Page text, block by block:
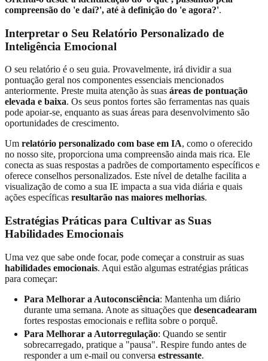
compreensão do 'e daí?', até à definição do 'e agora?'.
Interpretar o Seu Relatório Personalizado de
Inteligência Emocional
O seu relatório é o seu guia. Provavelmente, irá dividir a sua
pontuação geral nos componentes essenciais mencionados
anteriormente. Preste muita atenção às suas áreas de pontuação
elevada e baixa. Os seus pontos fortes são ferramentas nas quais
pode apoiar-se, enquanto as suas áreas para desenvolvimento são
oportunidades de crescimento.
Um relatório personalizado com base em IA, como o oferecido
no nosso site, proporciona uma compreensão ainda mais rica. Ele
conecta as suas respostas a padrões de comportamento específicos e
oferece conselhos personalizados. Este nível de detalhe facilita a
visualização de como a sua IE impacta a sua vida diária e quais
ações específicas resultarão nas maiores melhorias.
Estratégias Práticas para Cultivar as Suas
Habilidades Emocionais
Uma vez que sabe onde focar, pode começar a construir as suas
habilidades emocionais. Aqui estão algumas estratégias práticas
para começar:
Para Melhorar a Autoconsciência: Mantenha um diário
durante uma semana. Anote as situações que desencadearam
fortes respostas emocionais e reflita sobre o porquê.
Para Melhorar a Autorregulação: Quando se sentir
sobrecarregado, pratique a "pausa". Respire fundo antes de
responder a um e-mail ou conversa estressante.